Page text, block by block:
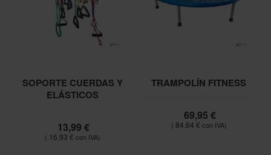
SOPORTE CUERDAS Y
ELÁSTICOS
13,99 €
16,93 €
TRAMPOLÍN FITNESS
69,95 €
84,64 €